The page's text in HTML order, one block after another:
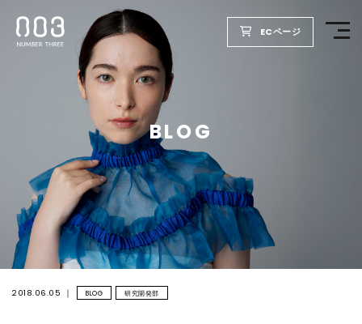
ECページ
BLOG
2018.06.05 BLOG 研究開発部
TOP
PRODUCTS
WELLBEING REPORT
FOR SALON
COMPANY